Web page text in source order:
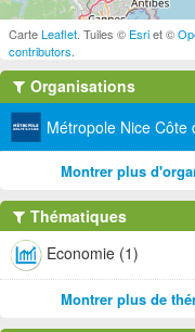
CarteLeaflet . Tuiles © Esriet ©
contributors
Organisations
Métropole Nice Côte
Montrer plus
Thématiques
Economie (1)
Montrer plus de